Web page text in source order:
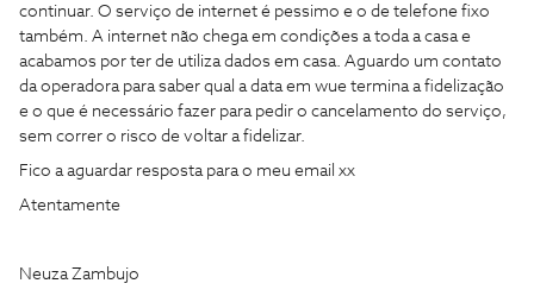
continuar. O serviço de internet é pessimo e o de telefone fixo
também. A internet não chega em condições a toda a casa e
acabamos por ter de utiliza dados em casa. Aguardo um contato
da operadora para saber qual a data em wue termina a fidelização
e o que é necessário fazer para pedir o cancelamento do serviço,
sem correr o risco de voltar a fidelizar.
Fico a aguardar resposta para o meu email xx
Atentamente
Neuza Zambujo